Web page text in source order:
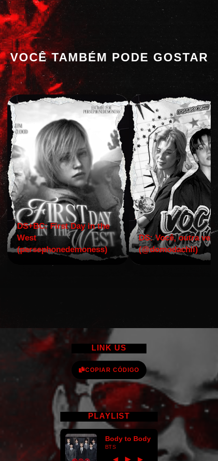
VOCÊ TAMBÉM PODE GOSTAR
DS+BC: First Day in the
West
(persephonedemoness)
DS: Você, outra vez!
(@domodachii)
LINK US
COPIAR CÓDIGO
PLAYLIST
Body to Body
BTS
◀ ▶